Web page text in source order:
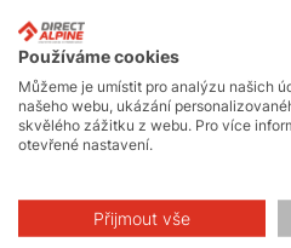
Přesný anatomický střih.
Pohodlná a optimální
pružným bočním panelům.
Ergonomicky umístěné
Reflexní prvky.
Používáme cookies
Můžeme je umístit pro analýzu našich
našeho webu, ukázání
skvělého zážitku z webu. Pro více
otevřené nastavení.
Přijmout vše